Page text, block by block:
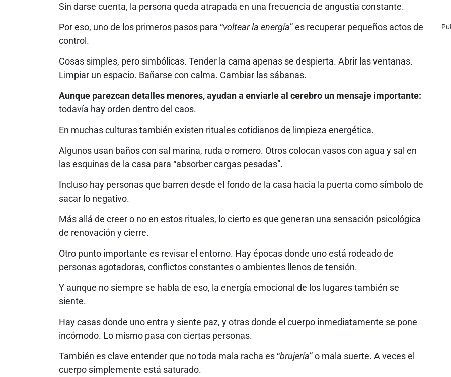
Sin darse cuenta, la persona queda atrapada en una frecuencia de angustia constante.
Por eso, uno de los primeros pasos para “voltear la energía” es recuperar pequeños actos de
control.
Cosas simples, pero simbólicas. Tender la cama apenas se despierta. Abrir las ventanas.
Limpiar un espacio. Bañarse con calma. Cambiar las sábanas.
Aunque parezcan detalles menores, ayudan a enviarle al cerebro un mensaje importante:
todavía hay orden dentro del caos.
En muchas culturas también existen rituales cotidianos de limpieza energética.
Algunos usan baños con sal marina, ruda o romero. Otros colocan vasos con agua y sal en
las esquinas de la casa para “absorber cargas pesadas”.
Incluso hay personas que barren desde el fondo de la casa hacia la puerta como símbolo de
sacar lo negativo.
Más allá de creer o no en estos rituales, lo cierto es que generan una sensación psicológica
de renovación y cierre.
Otro punto importante es revisar el entorno. Hay épocas donde uno está rodeado de
personas agotadoras, conflictos constantes o ambientes llenos de tensión.
Y aunque no siempre se habla de eso, la energía emocional de los lugares también se
siente.
Hay casas donde uno entra y siente paz, y otras donde el cuerpo inmediatamente se pone
incómodo. Lo mismo pasa con ciertas personas.
También es clave entender que no toda mala racha es “brujería” o mala suerte. A veces el
cuerpo simplemente está saturado.